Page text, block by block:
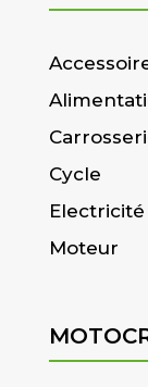
Cycle
Electricité
Moteur